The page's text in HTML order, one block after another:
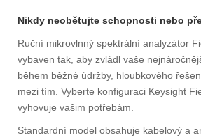
Nikdy neobětujte schopnosti nebo
Ruční mikrovlnný spektrální analyzátor
vybaven tak, aby zvládl vaše
během běžné údržby, hloubkového
mezi tím. Vyberte konfiguraci Keysight
vyhovuje vašim potřebám.
Standardní model obsahuje kabelový a